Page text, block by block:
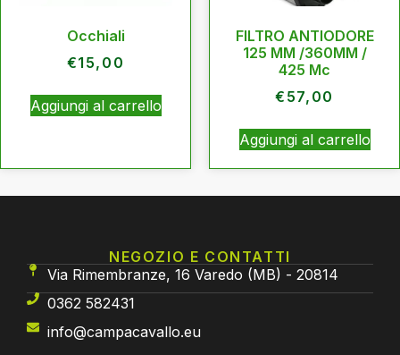
Occhiali
€15,00
Aggiungi al carrello
FILTRO ANTIODORE
125 MM /360MM /
425 Mc
€ 57,00
Aggiungi al carrello
NEGOZIO E CONTATTI
Via Rimembranze, 16 Varedo (MB) - 20814
0362 582431
info@campacavallo.eu